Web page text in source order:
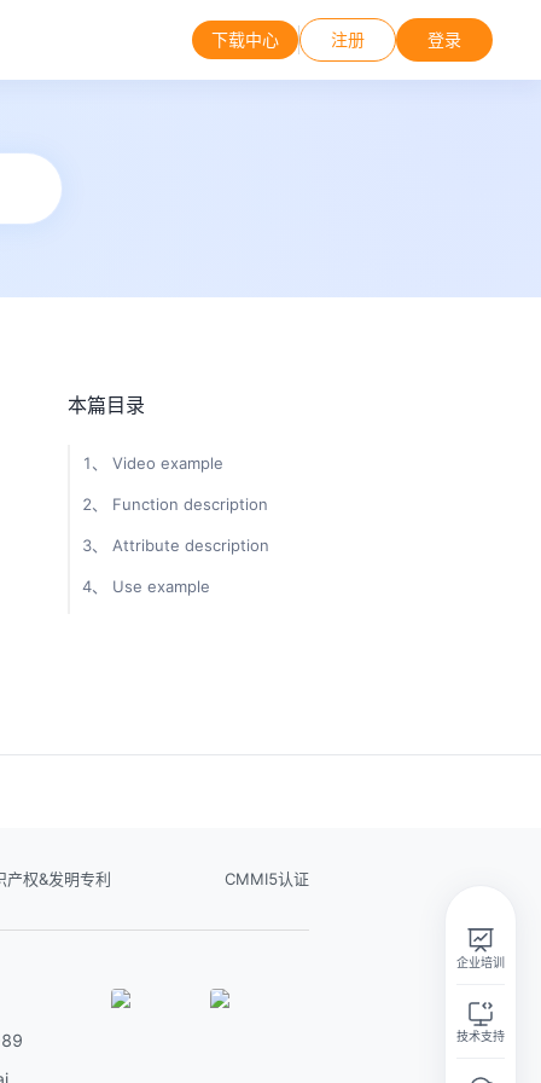
下载中心 注册 登录
本篇目录
1、 Video example
2、 Function description
3、 Attribute description
4、 Use example
产权&发明专利 CMMI5认证
企业培训
技术支持
实在智能Agent学习群